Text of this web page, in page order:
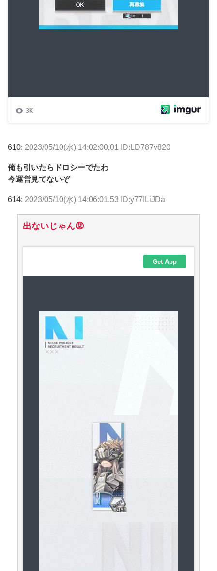
610: 2023/05/10(水) 14:02:00.01 ID:LD787v820
俺も引いたらドロシーでたわ
今運営見てないぞ
614: 2023/05/10(水) 14:06:01.53 ID:y77ILiJDa
出ないじゃん😡